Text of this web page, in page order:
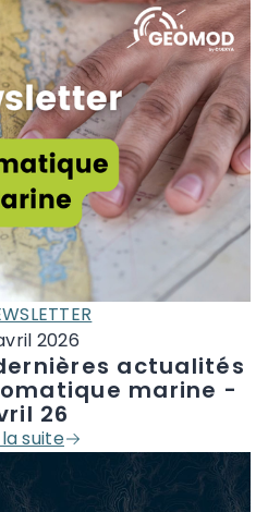
actualités
marine -
26
suite
:
2026